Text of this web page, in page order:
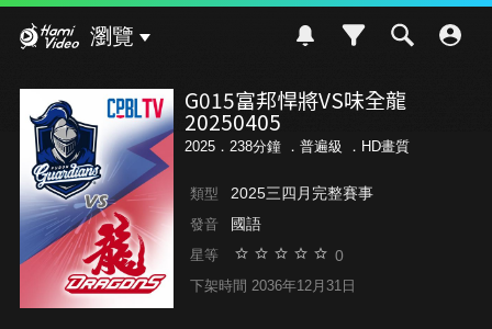
瀏覽
G015富邦悍將VS味全龍
20250405
2025．238分鐘 ． 普遍級 ．HD畫質
類型 2025三四月完整賽事
發音 國語
星等 0
下架時間 2036年12月31日